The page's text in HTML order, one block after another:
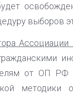
выборов
от ОП РФ